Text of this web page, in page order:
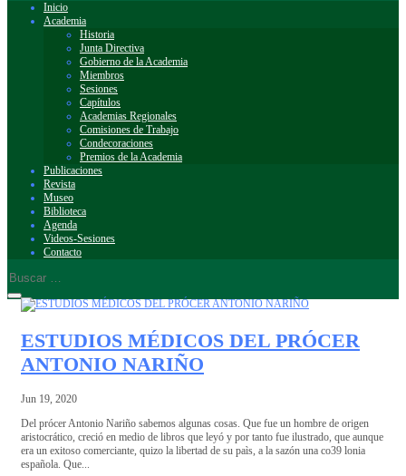
Inicio
Academia
Historia
Junta Directiva
Gobierno de la Academia
Miembros
Sesiones
Capítulos
Academias Regionales
Comisiones de Trabajo
Condecoraciones
Premios de la Academia
Publicaciones
Revista
Museo
Biblioteca
Agenda
Videos-Sesiones
Contacto
ESTUDIOS MÉDICOS DEL PRÓCER
ANTONIO NARIÑO
Jun 19, 2020
Del prócer Antonio Nariño sabemos algunas cosas. Que fue un hombre de origen
aristocrático, creció en medio de libros que leyó y por tanto fue ilustrado, que aunque
era un exitoso comerciante, quizo la libertad de su paìs, a la sazón una co39 lonia
española. Que...